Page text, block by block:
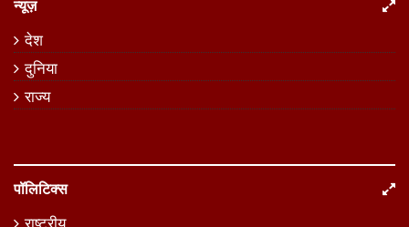
न्यूज़
देश
दुनिया
राज्य
पॉलिटिक्स